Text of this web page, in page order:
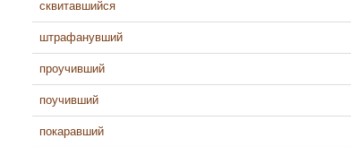
сквитавшийся
штрафанувший
проучивший
поучивший
покаравший